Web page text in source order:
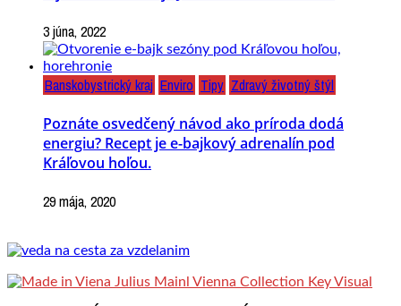
3 júna, 2022
Banskobystrický kraj Enviro Tipy Zdravý životný štýl
Poznáte osvedčený návod ako príroda dodá
energiu? Recept je e-bajkový adrenalín pod
Kráľovou hoľou.
29 mája, 2020